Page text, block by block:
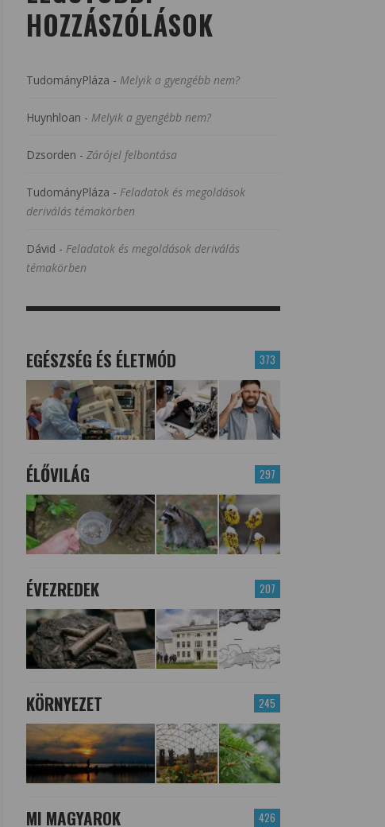
HOZZÁSZÓLÁSOK
TudományPláza - Melyik a gyengébb nem?
Huynhloan - Melyik a gyengébb nem?
Dzsorden - Zárójel felbontása
TudományPláza - Feladatok és megoldások
deriválás témakörben
Dávid - Feladatok és megoldások deriválás
témakörben
373
EGÉSZSÉG ÉS ÉLETMÓD
297
ÉLŐVILÁG
207
ÉVEZREDEK
245
KÖRNYEZET
426
MI MAGYAROK